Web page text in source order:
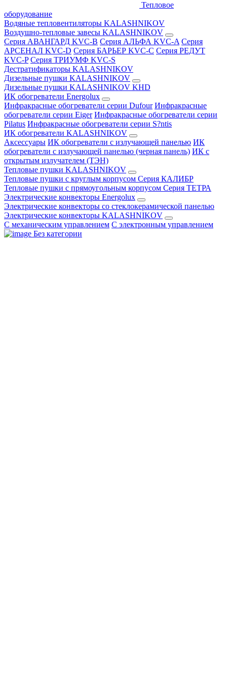
Тепловое
оборудование
Водяные тепловентиляторы KALASHNIKOV
Воздушно-тепловые завесы KALASHNIKOV
Серия АВАНГАРД KVC-B Серия АЛЬФА KVC-A Серия
АРСЕНАЛ KVC-D Серия БАРЬЕР KVC-C Серия РЕДУТ
KVC-P Серия ТРИУМФ KVC-S
Дестратификаторы KALASHNIKOV
Дизельные пушки KALASHNIKOV
Дизельные пушки KALASHNIKOV KHD
ИК обогреватели Energolux
Инфракрасные обогреватели серии Dufour Инфракрасные
обогреватели серии Eiger Инфракрасные обогреватели серии
Pilatus Инфракрасные обогреватели серии S?ntis
ИК обогреватели KALASHNIKOV
Аксессуары ИК обогреватели с излучающей панелью ИК
обогреватели с излучающей панелью (черная панель) ИК с
открытым излучателем (ТЭН)
Тепловые пушки KALASHNIKOV
Тепловые пушки с круглым корпусом Серия КАЛИБР
Тепловые пушки с прямоугольным корпусом Серия ТЕТРА
Электрические конвекторы Energolux
Электрические конвекторы со стеклокерамической панелью
Электрические конвекторы KALASHNIKOV
С механическим управлением С электронным управлением
Без категории